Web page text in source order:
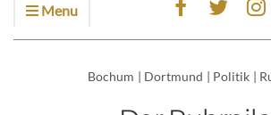
Menu
Bochum | Dortmund | Politik |